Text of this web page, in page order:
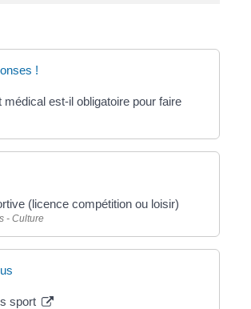
!
médical est-il obligatoire pour faire
(licence compétition ou loisir)
- Culture
sport